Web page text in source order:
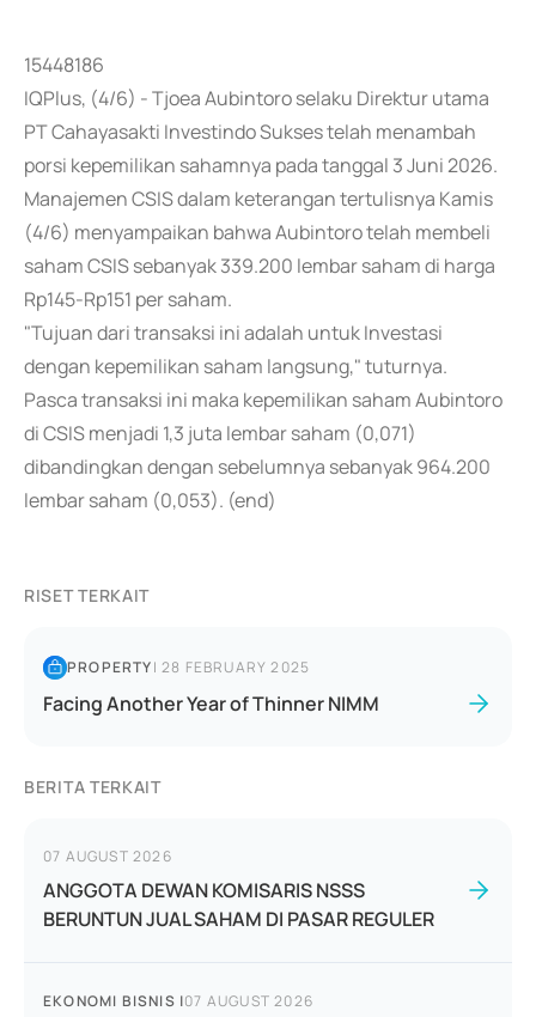
15448186
IQPlus, (4/6) - Tjoea Aubintoro selaku Direktur utama
PT Cahayasakti Investindo Sukses telah menambah
porsi kepemilikan sahamnya pada tanggal 3 Juni 2026.
Manajemen CSIS dalam keterangan tertulisnya Kamis
(4/6) menyampaikan bahwa Aubintoro telah membeli
saham CSIS sebanyak 339.200 lembar saham di harga
Rp145-Rp151 per saham.
"Tujuan dari transaksi ini adalah untuk Investasi
dengan kepemilikan saham langsung," tuturnya.
Pasca transaksi ini maka kepemilikan saham Aubintoro
di CSIS menjadi 1,3 juta lembar saham (0,071)
dibandingkan dengan sebelumnya sebanyak 964.200
lembar saham (0,053). (end)
RISET TERKAIT
PROPERTY|28 FEBRUARY 2025
Facing Another Year of Thinner NIMM
BERITA TERKAIT
07 AUGUST 2026
ANGGOTA DEWAN KOMISARIS NSSS
BERUNTUN JUAL SAHAM DI PASAR REGULER
EKONOMI BISNIS |07 AUGUST 2026